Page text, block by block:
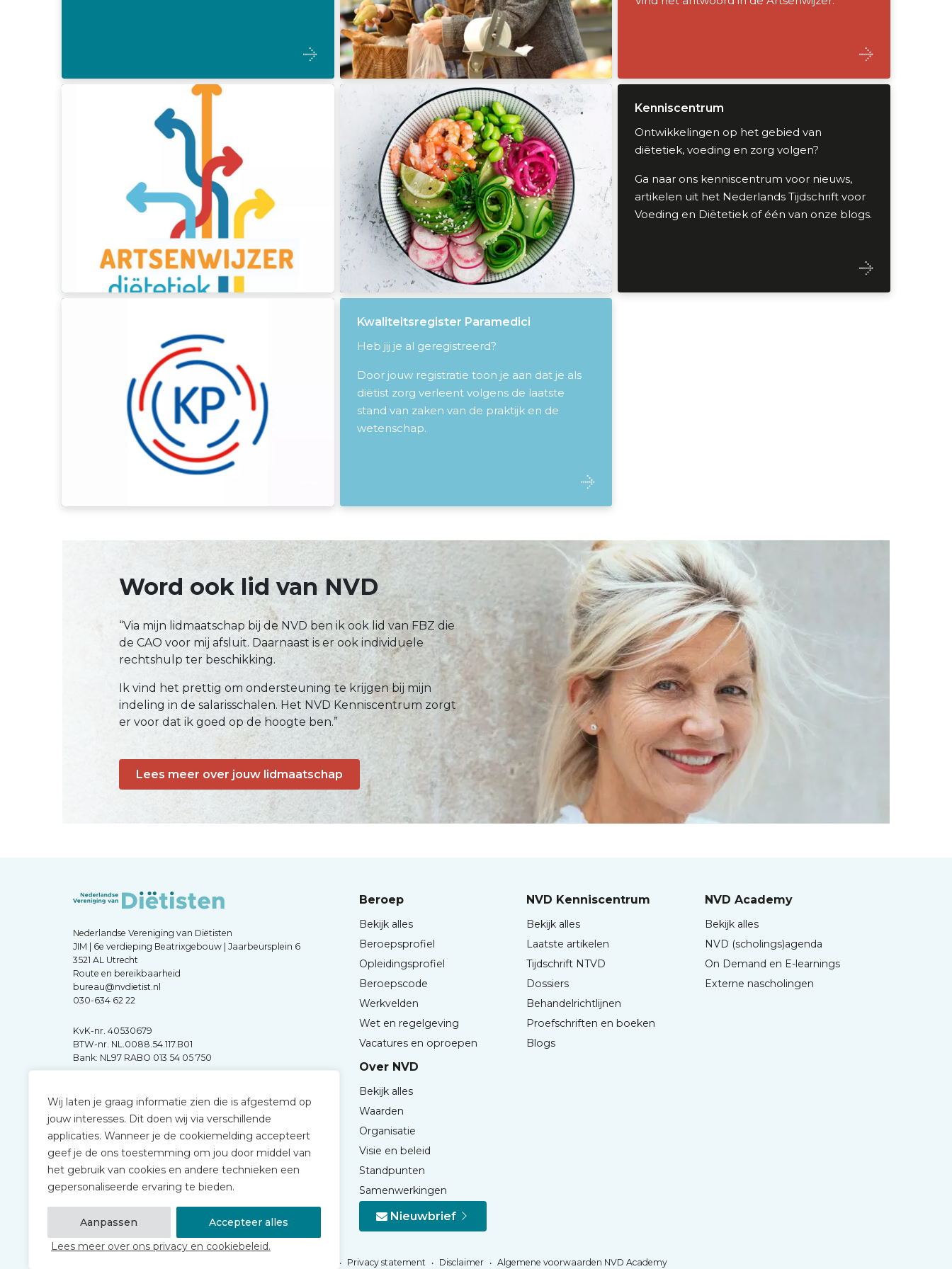
Wij laten je graag informatie zien die is afgestemd op
jouw interesses. Dit doen wij via verschillende
applicaties. Wanneer je de cookiemelding accepteert
geef je de ons toestemming om jou door middel van
het gebruik van cookies en andere technieken een
gepersonaliseerde ervaring te bieden.
Aanpassen
Accepteer alles
Lees meer over ons privacy en cookiebeleid.
Kenniscentrum
Kenniscentrum
Ontwikkelingen op het gebied van
diëtetiek, voeding en zorg volgen?
Ga naar ons kenniscentrum voor nieuws,
artikelen uit het Nederlands Tijdschrift voor
Voeding en Diëtetiek of één van onze blogs.
Kwaliteitsregister Paramedici
Heb jij je al geregistreerd?
Door jouw registratie toon je aan dat je als
diëtist zorg verleent volgens de laatste
stand van zaken van de praktijk en de
wetenschap.
Word ook lid van NVD
“Via mijn lidmaatschap bij de NVD ben ik ook lid van FBZ die
de CAO voor mij afsluit. Daarnaast is er ook individuele
rechtshulp ter beschikking.
Ik vind het prettig om ondersteuning te krijgen bij mijn
indeling in de salarisschalen. Het NVD Kenniscentrum zorgt
er voor dat ik goed op de hoogte ben.”
Lees meer over jouw lidmaatschap
Nederlandse Vereniging van Diëtisten
JIM | 6e verdieping Beatrixgebouw | Jaarbeursplein 6
3521 AL Utrecht
Route en bereikbaarheid
bureau@nvdietist.nl
030-634 62 22
KvK-nr. 40530679
BTW-nr. NL.0088.54.117.B01
Bank: NL97 RABO 013 54 05 750
Beroep
Bekijk alles
Beroepsprofiel
Opleidingsprofiel
Beroepscode
Werkvelden
Wet en regelgeving
Vacatures en oproepen
NVD Kenniscentrum
Bekijk alles
Laatste artikelen
Tijdschrift NTVD
Dossiers
Behandelrichtlijnen
Proefschriften en boeken
Blogs
NVD Academy
Bekijk alles
NVD (scholings)agenda
On Demand en E-learnings
Externe nascholingen
Over NVD
Bekijk alles
Waarden
Organisatie
Visie en beleid
Standpunten
Samenwerkingen
Nieuwbrief
Privacy statement Disclaimer Algemene voorwaarden NVD Academy